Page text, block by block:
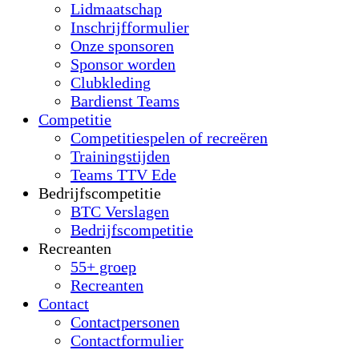
Lidmaatschap
Inschrijfformulier
Onze sponsoren
Sponsor worden
Clubkleding
Bardienst Teams
Competitie
Competitiespelen of recreëren
Trainingstijden
Teams TTV Ede
Bedrijfscompetitie
BTC Verslagen
Bedrijfscompetitie
Recreanten
55+ groep
Recreanten
Contact
Contactpersonen
Contactformulier